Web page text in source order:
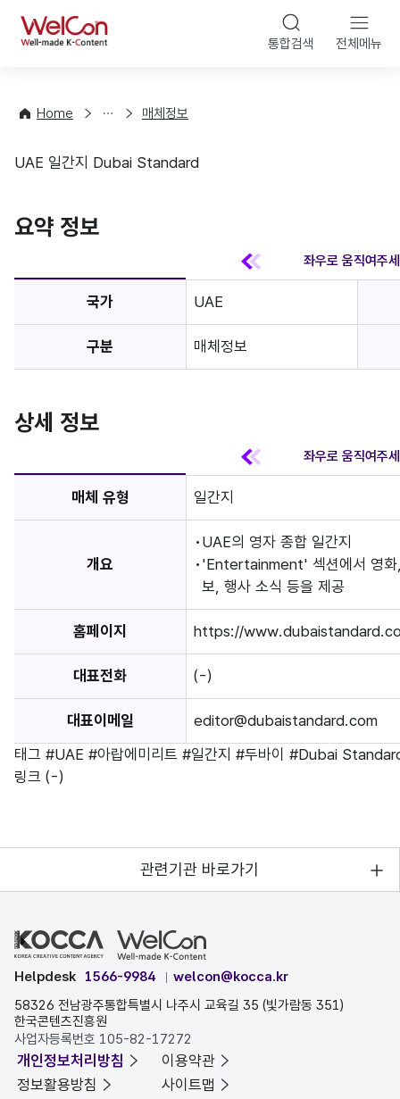
WelCon 통합검색 전체메뉴
Home
컨
팅
해
기
정
매체정보
매체정보
UAE 일간지 Dubai Standard
요약 정보
국가 UAE
구분 매체정보
상세 정보
매체 유형 일간지
개요
UAE의 영자 종합 일간지
'Entertainment' 섹션에서 영화
보, 행사 소식 등을 제공
홈페이지 https://
대표전화 (-)
대표이메일
editor@dubaistandard.com
태그 #UAE #아랍에미리트 #일간지 #두바이 #Dubai
링크 (-)
관련기관 바로가기
Helpdesk 1566-9984
welcon@kocca.kr
58326 전남광주통합특별시 나주시 교육길 35 (빛가람동 351)
한국콘텐츠진흥원
사업자등록번호 105-82-17272
개인정보처리방침
이용약관
정보활용방침
사이트맵